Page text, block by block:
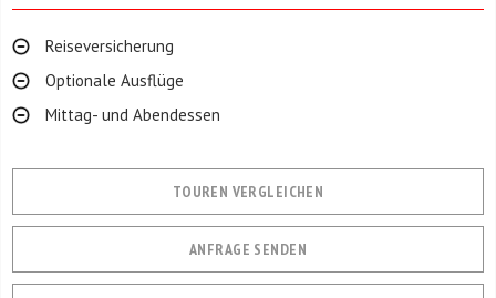
Reiseversicherung
Optionale Ausflüge
Mittag- und Abendessen
TOUREN VERGLEICHEN
ANFRAGE SENDEN